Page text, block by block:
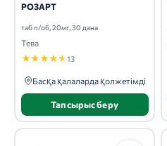
РОЗАРТ
таб п/об, 20мг, 30 дана
Тева
★★★★★13
Басқа қалаларда қолжетімді
Тапсырыс беру